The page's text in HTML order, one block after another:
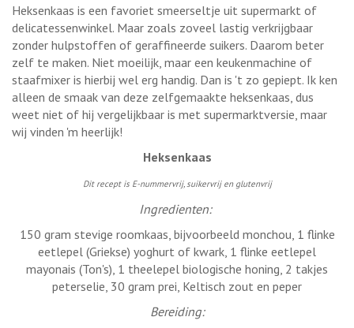
Heksenkaas is een favoriet smeerseltje uit supermarkt of
delicatessenwinkel. Maar zoals zoveel lastig verkrijgbaar
zonder hulpstoffen of geraffineerde suikers. Daarom beter
zelf te maken. Niet moeilijk, maar een keukenmachine of
staafmixer is hierbij wel erg handig. Dan is 't zo gepiept. Ik ken
alleen de smaak van deze zelfgemaakte heksenkaas, dus
weet niet of hij vergelijkbaar is met supermarktversie, maar
wij vinden 'm heerlijk!
Heksenkaas
Dit recept is E-nummervrij, suikervrij en glutenvrij
Ingredienten:
150 gram stevige roomkaas, bijvoorbeeld monchou, 1 flinke
eetlepel (Griekse) yoghurt of kwark, 1 flinke eetlepel
mayonais (Ton's), 1 theelepel biologische honing, 2 takjes
peterselie, 30 gram prei, Keltisch zout en peper
Bereiding: